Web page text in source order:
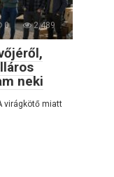
0 2,489
neki
virágkötő miatt